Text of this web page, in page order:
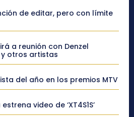
de editar, pero con límite
a reunión con Denzel
y otros artistas
del año en los premios MTV
video de ‘XT4S1S’